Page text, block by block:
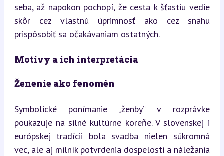
seba, až napokon pochopí, že cesta k šťastiu vedie
skôr cez vlastnú úprimnosť ako cez snahu
prispôsobiť sa očakávaniam ostatných.
Motívy a ich interpretácia
Ženenie ako fenomén
Symbolické ponímanie „ženby“ v rozprávke
poukazuje na silné kultúrne koreňe. V slovenskej i
európskej tradícii bola svadba nielen súkromná
vec, ale aj milník potvrdenia dospelosti a náležania